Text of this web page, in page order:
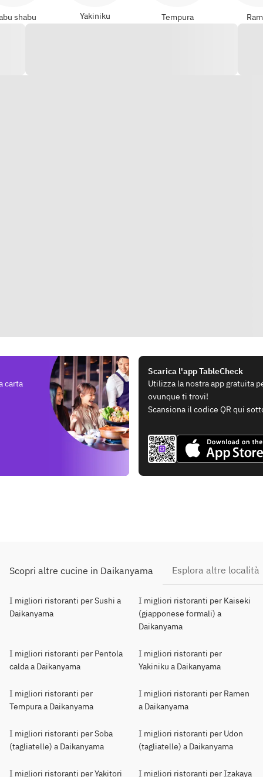
shabu Yakiniku Tempura
carta
Scarica l'app TableCheck
Utilizza la nostra app gratuita
ovunque ti trovi!
Scansiona il codice QR qui
Scopri altre cucine in Daikanyama Esplora altre località
I migliori ristoranti per Sushi a
Daikanyama
I migliori ristoranti per Kaiseki
(giapponese formali) a
Daikanyama
I migliori ristoranti per Pentola
calda a Daikanyama
I migliori ristoranti per
Yakiniku a Daikanyama
I migliori ristoranti per
Tempura a Daikanyama
I migliori ristoranti per Ramen
a Daikanyama
I migliori ristoranti per Soba
(tagliatelle) a Daikanyama
I migliori ristoranti per Udon
(tagliatelle) a Daikanyama
I migliori ristoranti per Yakitori I migliori ristoranti per Izakaya